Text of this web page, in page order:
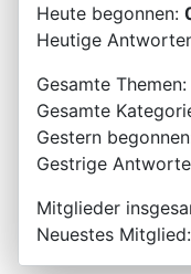
Heute begonnen:
Heutige
Gesamte Themen:
Gesamte
Gestern
Gestrige
Mitglieder
Neuestes Mitglied: